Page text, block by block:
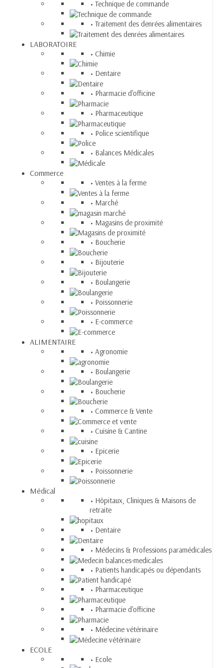
Technique de commande
Traitement des denrées alimentaires
LABORATOIRE
Chimie
Dentaire
Pharmacie d'officine
Pharmaceutique
Police scientifique
Balances Médicales
Commerce
Ventes à la ferme
Marché
Magasins de proximité
Boucherie
Bijouterie
Boulangerie
Poissonnerie
E-commerce
ALIMENTAIRE
Agronomie
Boulangerie
Boucherie
Commerce & Vente
Cuisine & Cantine
Epicerie
Poissonnerie
Médical
Hôpitaux, Cliniques & Maisons de
retraite
Dentaire
Médecins & Professions paramédicales
Patients handicapés ou dépendants
Pharmaceutique
Pharmacie d'officine
Médecine vétérinaire
ECOLE
Ecole